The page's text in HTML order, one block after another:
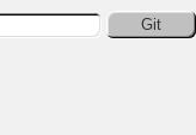
Git